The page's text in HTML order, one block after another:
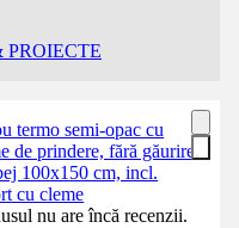
termo semi-opac cu
de prindere, fără găurire,
100x150 cm, incl.
cu cleme
nu are încă recenzii.